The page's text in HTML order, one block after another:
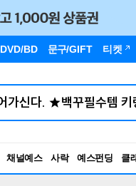
DVD/BD 문구/GIFT 티켓
채널예스 사락 예스펀딩 클